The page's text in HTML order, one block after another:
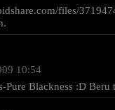
files/
10:54
Pure Blackness :D Beru